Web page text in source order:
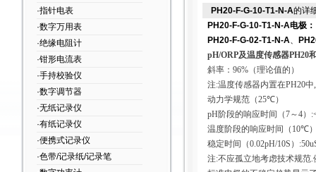
·指针电表
·数字万用表
·绝缘电阻计
·钳形电流表
·手持校验仪
·数字调节器
·无纸记录仪
·有纸记录仪
·便携式记录仪
·色带/记录纸/记录笔
PH20-F-G-10-T1-N-A的详
PH20-F-G-10-T1-N-A电极 ：
PH20-F-G-02-T1-N-A、
pH/ORP及温度传感器PH20
斜率： 96%（理论值的 ）
注:温度传感器内置在PH20中,
动力学规范 （25℃）
pH阶段的响应时间 （7～4）
温度阶段的响应时间
（10℃
稳定时间
（0.02pH/10S）
注:不应孤立地考虑技术规范.